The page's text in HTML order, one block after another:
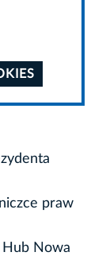
praw
Hub Nowa